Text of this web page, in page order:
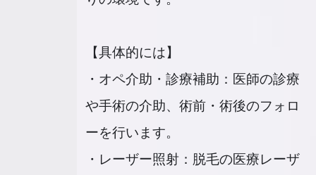
【具体的には】
・オペ介助・診療補助：医師の診療
や手術の介助、術前・術後のフォロ
ーを行います。
・レーザー照射：脱毛の医療レーザ